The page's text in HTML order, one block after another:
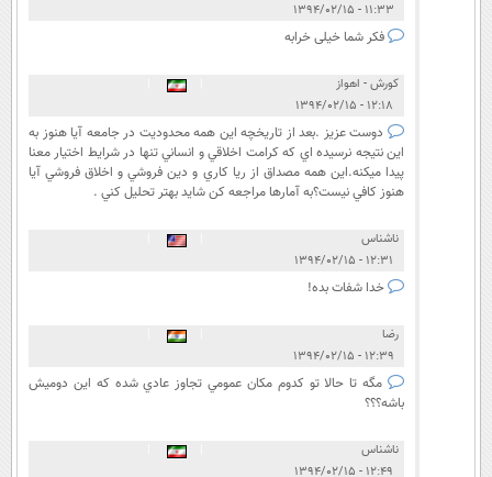
۱۱:۳۳ - ۱۳۹۴/۰۲/۱۵
فکر شما خیلی خرابه
كورش - اهواز
۱۲:۱۸ - ۱۳۹۴/۰۲/۱۵
دوست عزيز .بعد از تاريخچه اين همه محدوديت در جامعه آيا هنوز به
اين نتيجه نرسيده اي كه كرامت اخلاقي و انساني تنها در شرايط اختيار معنا
پيدا ميكنه.اين همه مصداق از ريا كاري و دين فروشي و اخلاق فروشي آيا
هنوز كافي نيست؟به آمارها مراجعه كن شايد بهتر تحليل كني .
ناشناس
۱۲:۳۱ - ۱۳۹۴/۰۲/۱۵
خدا شفات بده!
رضا
۱۲:۳۹ - ۱۳۹۴/۰۲/۱۵
مگه تا حالا تو كدوم مكان عمومي تجاوز عادي شده كه اين دوميش
باشه؟؟؟
ناشناس
۱۲:۴۹ - ۱۳۹۴/۰۲/۱۵